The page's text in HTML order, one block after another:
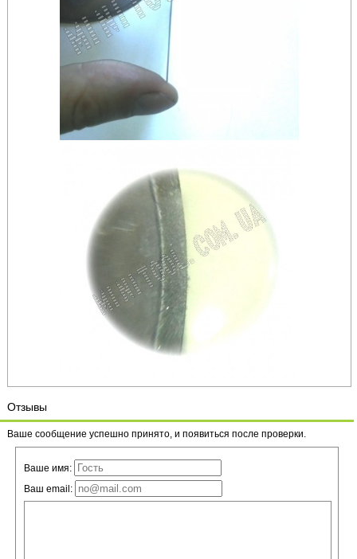
Отзывы
Ваше сообщение успешно принято, и появиться после проверки.
Ваше имя:
Ваш email: